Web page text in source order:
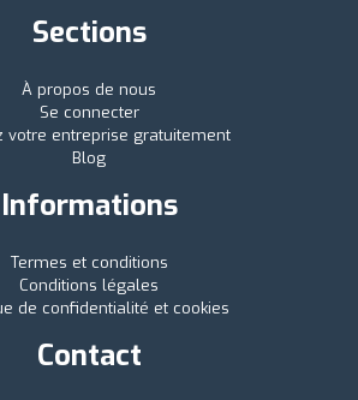
Sections
À propos de nous
Se connecter
votre entreprise gratuitement
Blog
Informations
Termes et conditions
Conditions légales
de confidentialité et cookies
Contact